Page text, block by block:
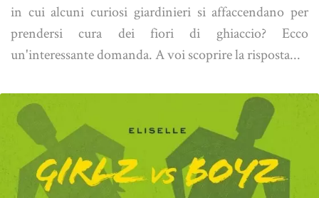
in cui alcuni curiosi giardinieri si affaccendano per
prendersi cura dei fiori di ghiaccio? Ecco
un'interessante domanda. A voi scoprire la risposta...